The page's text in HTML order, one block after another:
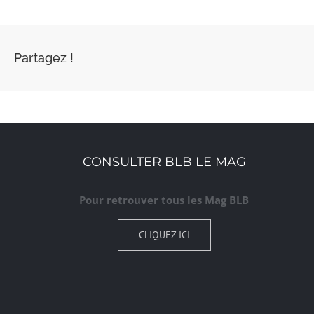
Partagez !
CONSULTER BLB LE MAG
Pour retrouver tous les Mag BLB
CLIQUEZ ICI